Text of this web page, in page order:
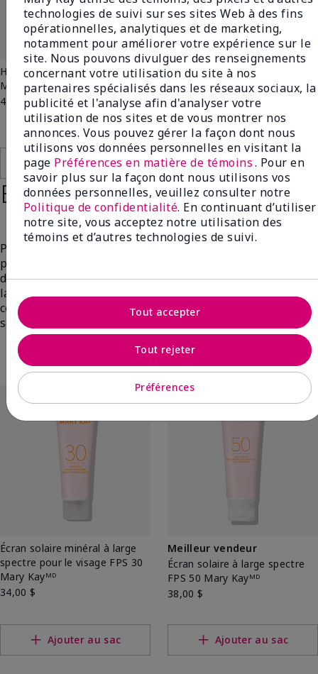
Hydratant au HA + Céramide
Mary Kay Clinical Solutionsᴹᴰ
45,00 $
Ajouter au sac
Huile nourrissante Mary Kayᴹᴰ
59,00 $
Ajouter au sac
Étape 5 : Protéger
Protégez votre peau des rayons UV nocifs avec une
protection à large spectre. L’exposition au soleil est une
des principales causes du vieillissement prématuré de
la peau, alors appliquez un écran solaire chaque matin
comme dernière étape de votre routine quotidienne de
soins de la peau.
Écran solaire minéral à large
spectre pour le visage FPS 30
Mary Kayᴹᴰ
34,00 $
Ajouter au sac
Meilleur vendeur
Écran solaire à large spectre
FPS 50 Mary Kayᴹᴰ
38,00 $
Ajouter au sac
technologies de suivi sur ses sites Web à des fins
opérationnelles, analytiques et de marketing,
notamment pour améliorer votre expérience sur le
site. Nous pouvons divulguer des renseignements
concernant votre utilisation du site à nos
partenaires spécialisés dans les réseaux sociaux, la
publicité et l'analyse afin d'analyser votre
utilisation de nos sites et de vous montrer nos
annonces. Vous pouvez gérer la façon dont nous
utilisons vos données personnelles en visitant la
page Préférences en matière de témoins. Pour en
savoir plus sur la façon dont nous utilisons vos
données personnelles, veuillez consulter notre
Politique de confidentialité. En continuant d’utiliser
notre site, vous acceptez notre utilisation des
témoins et d’autres technologies de suivi.
Préférences
Tout rejeter
Tout accepter